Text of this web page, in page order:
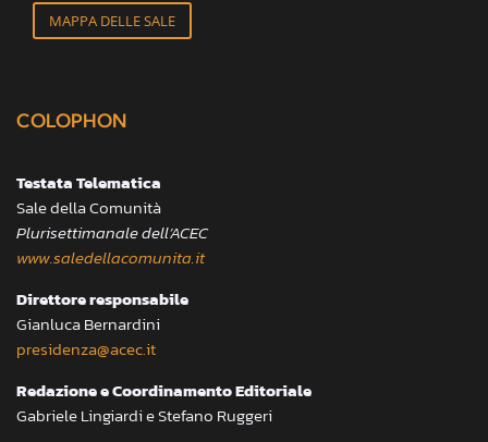
MAPPA DELLE SALE
COLOPHON
Testata Telematica
Sale della Comunità
Plurisettimanale dell’ACEC
www.saledellacomunita.it
Direttore responsabile
Gianluca Bernardini
presidenza@acec.it
Redazione e Coordinamento Editoriale
Gabriele Lingiardi e Stefano Ruggeri